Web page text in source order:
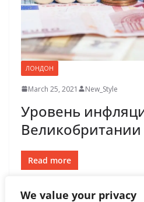
We value your privacy
ЛОНДОН
March 25, 2021 New_Style
Уровень
Великобритании
Read more